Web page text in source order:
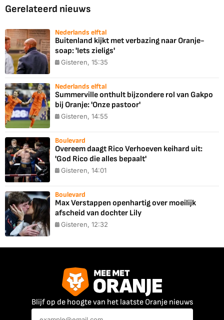
Gerelateerd nieuws
Nederlands elftal
Buitenland kijkt met verbazing naar Oranje-
soap: 'Iets zieligs'
Gisteren, 15:35
Nederlands elftal
Summerville onthult bijzondere rol van Gakpo
bij Oranje: 'Onze pastoor'
Gisteren, 14:55
Boulevard
Overeem daagt Rico Verhoeven keihard uit:
'God Rico die alles bepaalt'
Gisteren, 14:01
Boulevard
Max Verstappen openhartig over moeilijk
afscheid van dochter Lily
Gisteren, 12:32
Blijf op de hoogte van het laatste Oranje nieuws